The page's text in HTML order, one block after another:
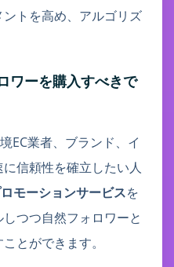
トを高め、アルゴリズ
ワーを購入すべきで
EC業者、ブランド、イ
信頼性を確立したい人
モーションサービスを
つつ自然フォロワーと
とができます。